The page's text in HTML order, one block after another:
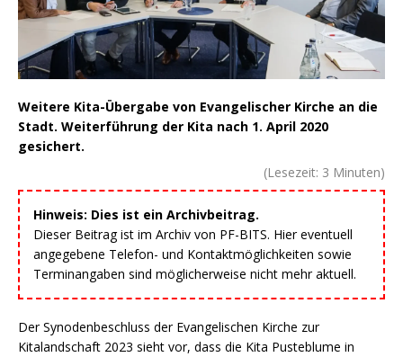
Weitere Kita-Übergabe von Evangelischer Kirche an die
Stadt. Weiterführung der Kita nach 1. April 2020
gesichert.
(Lesezeit: 3 Minuten)
Hinweis: Dies ist ein Archivbeitrag.
Dieser Beitrag ist im Archiv von PF-BITS. Hier eventuell
angegebene Telefon- und Kontaktmöglichkeiten sowie
Terminangaben sind möglicherweise nicht mehr aktuell.
Der Synodenbeschluss der Evangelischen Kirche zur
Kitalandschaft 2023 sieht vor, dass die Kita Pusteblume in